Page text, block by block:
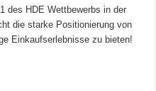
des HDE Wettbewerbs in der
die starke Positionierung von
Einkaufserlebnisse zu bieten!